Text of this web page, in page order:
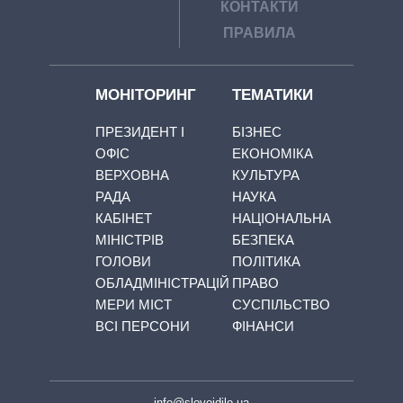
КОНТАКТИ
ПРАВИЛА
МОНІТОРИНГ
ПРЕЗИДЕНТ І
ОФІС
ВЕРХОВНА
РАДА
КАБІНЕТ
МІНІСТРІВ
ГОЛОВИ
ОБЛАДМІНІСТРАЦІЙ
МЕРИ МІСТ
ВСІ ПЕРСОНИ
ТЕМАТИКИ
БІЗНЕС
ЕКОНОМІКА
КУЛЬТУРА
НАУКА
НАЦІОНАЛЬНА
БЕЗПЕКА
ПОЛІТИКА
ПРАВО
СУСПІЛЬСТВО
ФІНАНСИ